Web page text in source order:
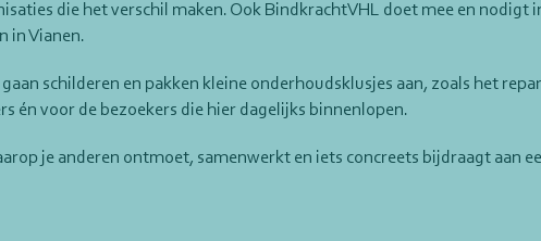
die het verschil maken. Ook BindkrachtVHL doet mee en nodigt
in Vianen.
schilderen en pakken kleine onderhoudsklusjes aan, zoals het
én voor de bezoekers die hier dagelijks binnenlopen.
je anderen ontmoet, samenwerkt en iets concreets bijdraagt aan